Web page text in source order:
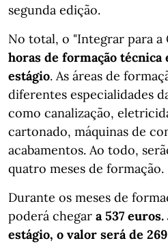
segunda edição.
No total, o "Integrar para a
horas de formação técnica
estágio. As áreas de
diferentes especialidades
como canalização,
cartonado, máquinas de
acabamentos. Ao todo,
quatro meses de formação.
Durante os meses de
poderá chegar a 537
estágio, o valor será de